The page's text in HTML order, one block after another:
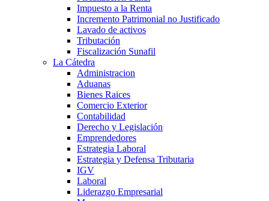
Impuesto a la Renta
Incremento Patrimonial no Justificado
Lavado de activos
Tributación
Fiscalización Sunafil
La Cátedra
Administracion
Aduanas
Bienes Raices
Comercio Exterior
Contabilidad
Derecho y Legislación
Emprendedores
Estrategia Laboral
Estrategia y Defensa Tributaria
IGV
Laboral
Liderazgo Empresarial